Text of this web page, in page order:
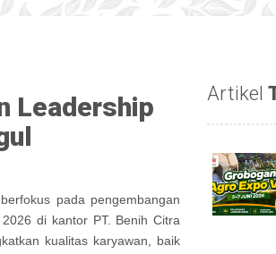
Leadership
pada pengembangan
di kantor PT. Benih Citra
kualitas karyawan, baik
Artikel